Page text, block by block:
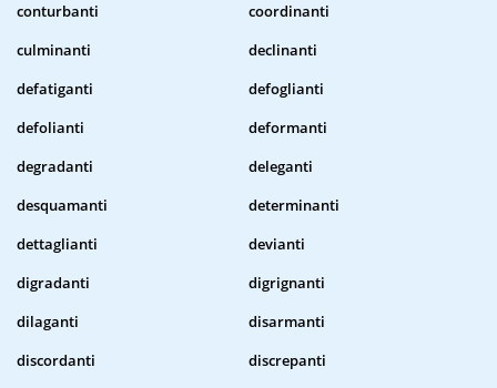
conturbanti
coordinanti
culminanti
declinanti
defatiganti
defoglianti
defolianti
deformanti
degradanti
deleganti
desquamanti
determinanti
dettaglianti
devianti
digradanti
digrignanti
dilaganti
disarmanti
discordanti
discrepanti